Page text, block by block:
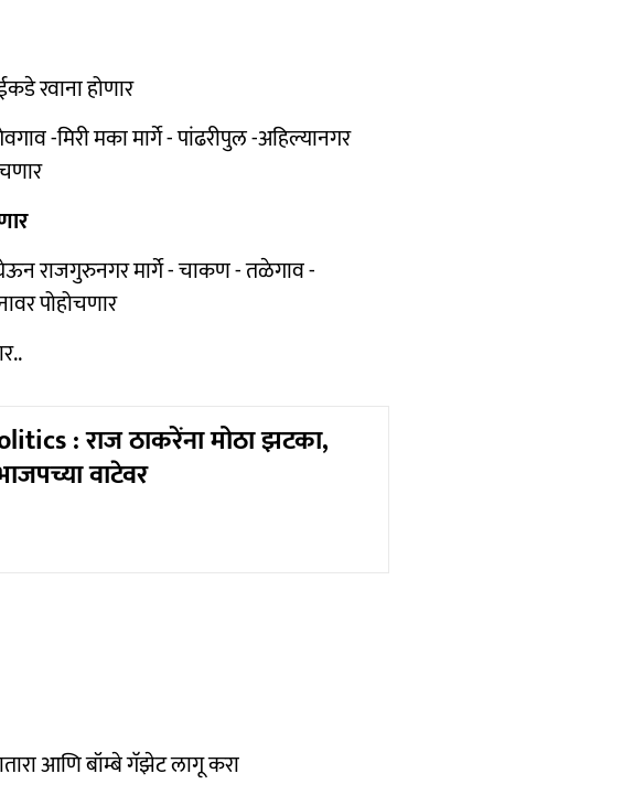
रवाना होणार
-मिरी मका मार्गे - पांढरीपुल -अहिल्यानगर
राजगुरुनगर मार्गे - चाकण - तळेगाव -
पोहोचणार
: राज ठाकरेंना मोठा झटका,
वाटेवर
आणि बॉम्बे गॅझेट लागू करा